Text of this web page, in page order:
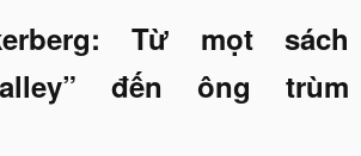
Từ mọt sách
đến ông trùm